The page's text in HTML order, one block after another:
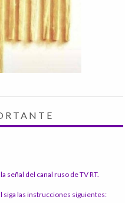
señal del canal ruso de TV RT.
siga las instrucciones siguientes: